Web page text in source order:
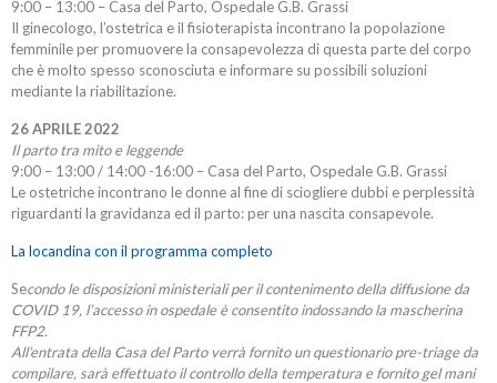
9:00 – 13:00 – Casa del Parto, Ospedale G.B. Grassi
Il ginecologo, l’ostetrica e il fisioterapista incontrano la popolazione
femminile per promuovere la consapevolezza di questa parte del corpo
che è molto spesso sconosciuta e informare su possibili soluzioni
mediante la riabilitazione.
26 APRILE 2022
Il parto tra mito e leggende
9:00 – 13:00 / 14:00 -16:00 – Casa del Parto, Ospedale G.B. Grassi
Le ostetriche incontrano le donne al fine di sciogliere dubbi e perplessità
riguardanti la gravidanza ed il parto: per una nascita consapevole.
La locandina con il programma completo
Secondo le disposizioni ministeriali per il contenimento della diffusione da
COVID 19, l’accesso in ospedale è consentito indossando la mascherina
FFP2.
All’entrata della Casa del Parto verrà fornito un questionario pre-triage da
compilare, sarà effettuato il controllo della temperatura e fornito gel mani